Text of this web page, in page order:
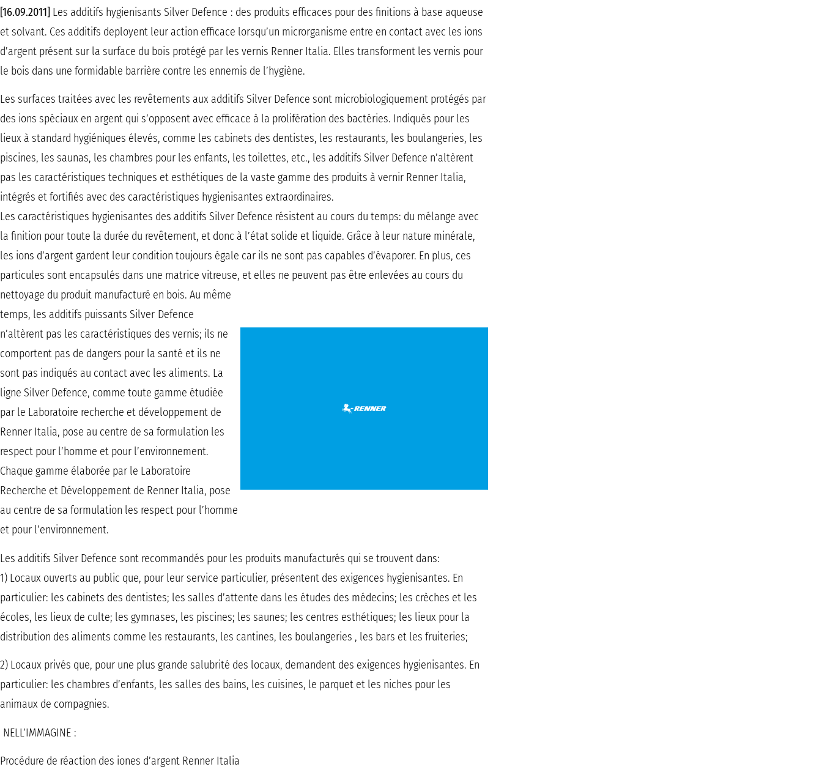
[16.09.2011] Les additifs hygienisants Silver Defence : des produits efficaces pour des finitions à base aqueuse
et solvant. Ces additifs deployent leur action efficace lorsqu’un microrganisme entre en contact avec les ions
d’argent présent sur la surface du bois protégé par les vernis Renner Italia. Elles transforment les vernis pour
le bois dans une formidable barrière contre les ennemis de l’hygiène.
Les surfaces traitées avec les revêtements aux additifs Silver Defence sont microbiologiquement protégés par
des ions spéciaux en argent qui s’opposent avec efficace à la prolifération des bactéries. Indiqués pour les
lieux à standard hygiéniques élevés, comme les cabinets des dentistes, les restaurants, les boulangeries, les
piscines, les saunas, les chambres pour les enfants, les toilettes, etc., les additifs Silver Defence n’altèrent
pas les caractéristiques techniques et esthétiques de la vaste gamme des produits à vernir Renner Italia,
intégrés et fortifiés avec des caractéristiques hygienisantes extraordinaires.
Les caractéristiques hygienisantes des additifs Silver Defence résistent au cours du temps: du mélange avec
la finition pour toute la durée du revêtement, et donc à l’état solide et liquide. Grâce à leur nature minérale,
les ions d’argent gardent leur condition toujours égale car ils ne sont pas capables d’évaporer. En plus, ces
particules sont encapsulés dans une matrice vitreuse, et elles ne peuvent pas être enlevées au cours du
nettoyage du produit manufacturé en bois. Au même
temps, les additifs puissants Silver Defence
n’altèrent pas les caractéristiques des vernis; ils ne
comportent pas de dangers pour la santé et ils ne
sont pas indiqués au contact avec les aliments. La
ligne Silver Defence, comme toute gamme étudiée
par le Laboratoire recherche et développement de
Renner Italia, pose au centre de sa formulation les
respect pour l’homme et pour l’environnement.
Chaque gamme élaborée par le Laboratoire
Recherche et Développement de Renner Italia, pose
au centre de sa formulation les respect pour l’homme
et pour l’environnement.
Les additifs Silver Defence sont recommandés pour les produits manufacturés qui se trouvent dans:
1) Locaux ouverts au public que, pour leur service particulier, présentent des exigences hygienisantes. En
particulier: les cabinets des dentistes; les salles d’attente dans les études des médecins; les crèches et les
écoles, les lieux de culte; les gymnases, les piscines; les saunes; les centres esthétiques; les lieux pour la
distribution des aliments comme les restaurants, les cantines, les boulangeries , les bars et les fruiteries;
2) Locaux privés que, pour une plus grande salubrité des locaux, demandent des exigences hygienisantes. En
particulier: les chambres d’enfants, les salles des bains, les cuisines, le parquet et les niches pour les
animaux de compagnies.
NELL’IMMAGINE :
Procédure de réaction des iones d’argent Renner Italia